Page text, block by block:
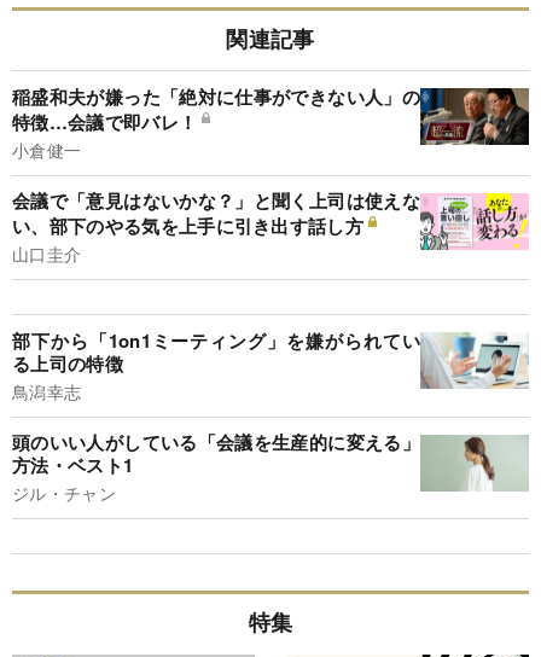
関連記事
稲盛和夫が嫌った「絶対に仕事ができない人」の
特徴…会議で即バレ！
小倉健一
会議で「意見はないかな？」と聞く上司は使えな
い、部下のやる気を上手に引き出す話し方
山口圭介
部下から「1on1ミーティング」を嫌がられてい
る上司の特徴
鳥潟幸志
頭のいい人がしている「会議を生産的に変える」
方法・ベスト1
ジル・チャン
特集